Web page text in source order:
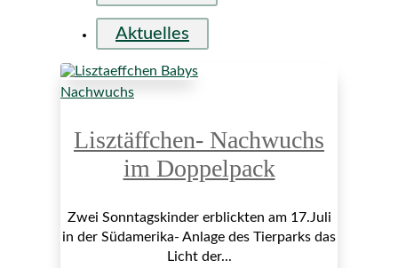
Aktuelles
Nachwuchs
Lisztäffchen- Nachwuchs
im Doppelpack
Zwei Sonntagskinder erblickten am 17.Juli
in der Südamerika- Anlage des Tierparks das
Licht der...